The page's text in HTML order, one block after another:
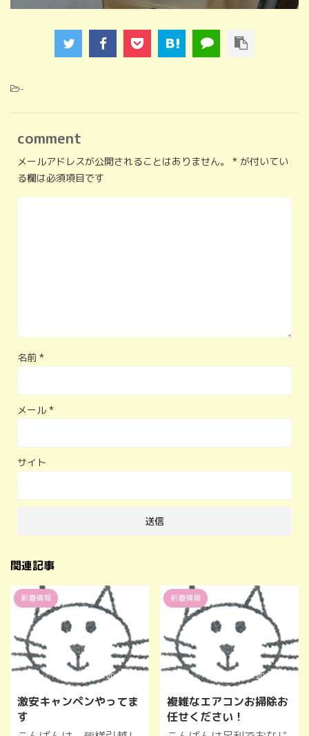
-
comment
メールアドレスが公開されることはありません。 * が付いてい
る欄は必須項目です
名前 *
メール *
サイト
関連記事
新着情報
2017/4/7
激安キャンペンやってま
す
新着情報
2017/8/6
複雑なエアコンお掃除お
任せください！